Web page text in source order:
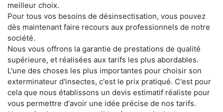
meilleur choix.
Pour tous vos besoins de désinsectisation, vous pouvez
dès maintenant faire recours aux professionnels de notre
société.
Nous vous offrons la garantie de prestations de qualité
supérieure, et réalisées aux tarifs les plus abordables.
L'une des choses les plus importantes pour choisir son
exterminateur d'insectes, c'est le prix pratiqué. C'est pour
cela que nous établissons un devis estimatif réaliste pour
vous permettre d'avoir une idée précise de nos tarifs.